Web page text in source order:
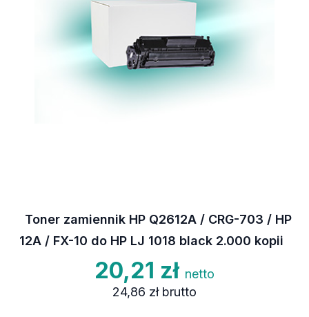
Toner zamiennik HP Q2612A / CRG-703 / HP
12A / FX-10 do HP LJ 1018 black 2.000 kopii
20,21 zł netto
24,86 zł brutto